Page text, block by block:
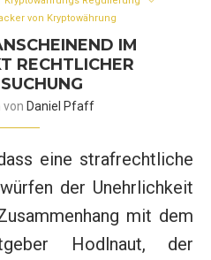
von Kryptowährung
IM
RECHTLICHER
von Daniel Pfaff
eine strafrechtliche
der Unehrlichkeit
mit dem
Hodlnaut, der